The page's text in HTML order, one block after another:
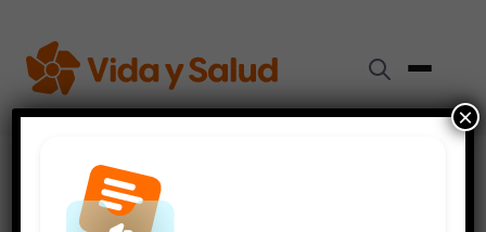
Embarazo y Bebés
El bebé prematuro o que nace antes de tiempo
×